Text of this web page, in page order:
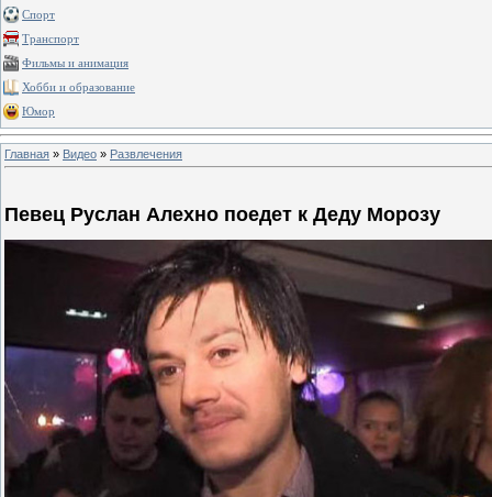
Спорт
Транспорт
Фильмы и анимация
Хобби и образование
Юмор
Главная » Видео » Развлечения
Певец Руслан Алехно поедет к Деду Морозу